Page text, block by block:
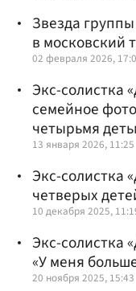
Звезда
в московский
02 февраля 2026,
Экс-солистка
семейное
четырьмя
13 января 2026, 11:25
Экс-солистка
четверых
10 декабря 2025,
Экс-солистка
«У меня
20 ноября 2025, 15:43